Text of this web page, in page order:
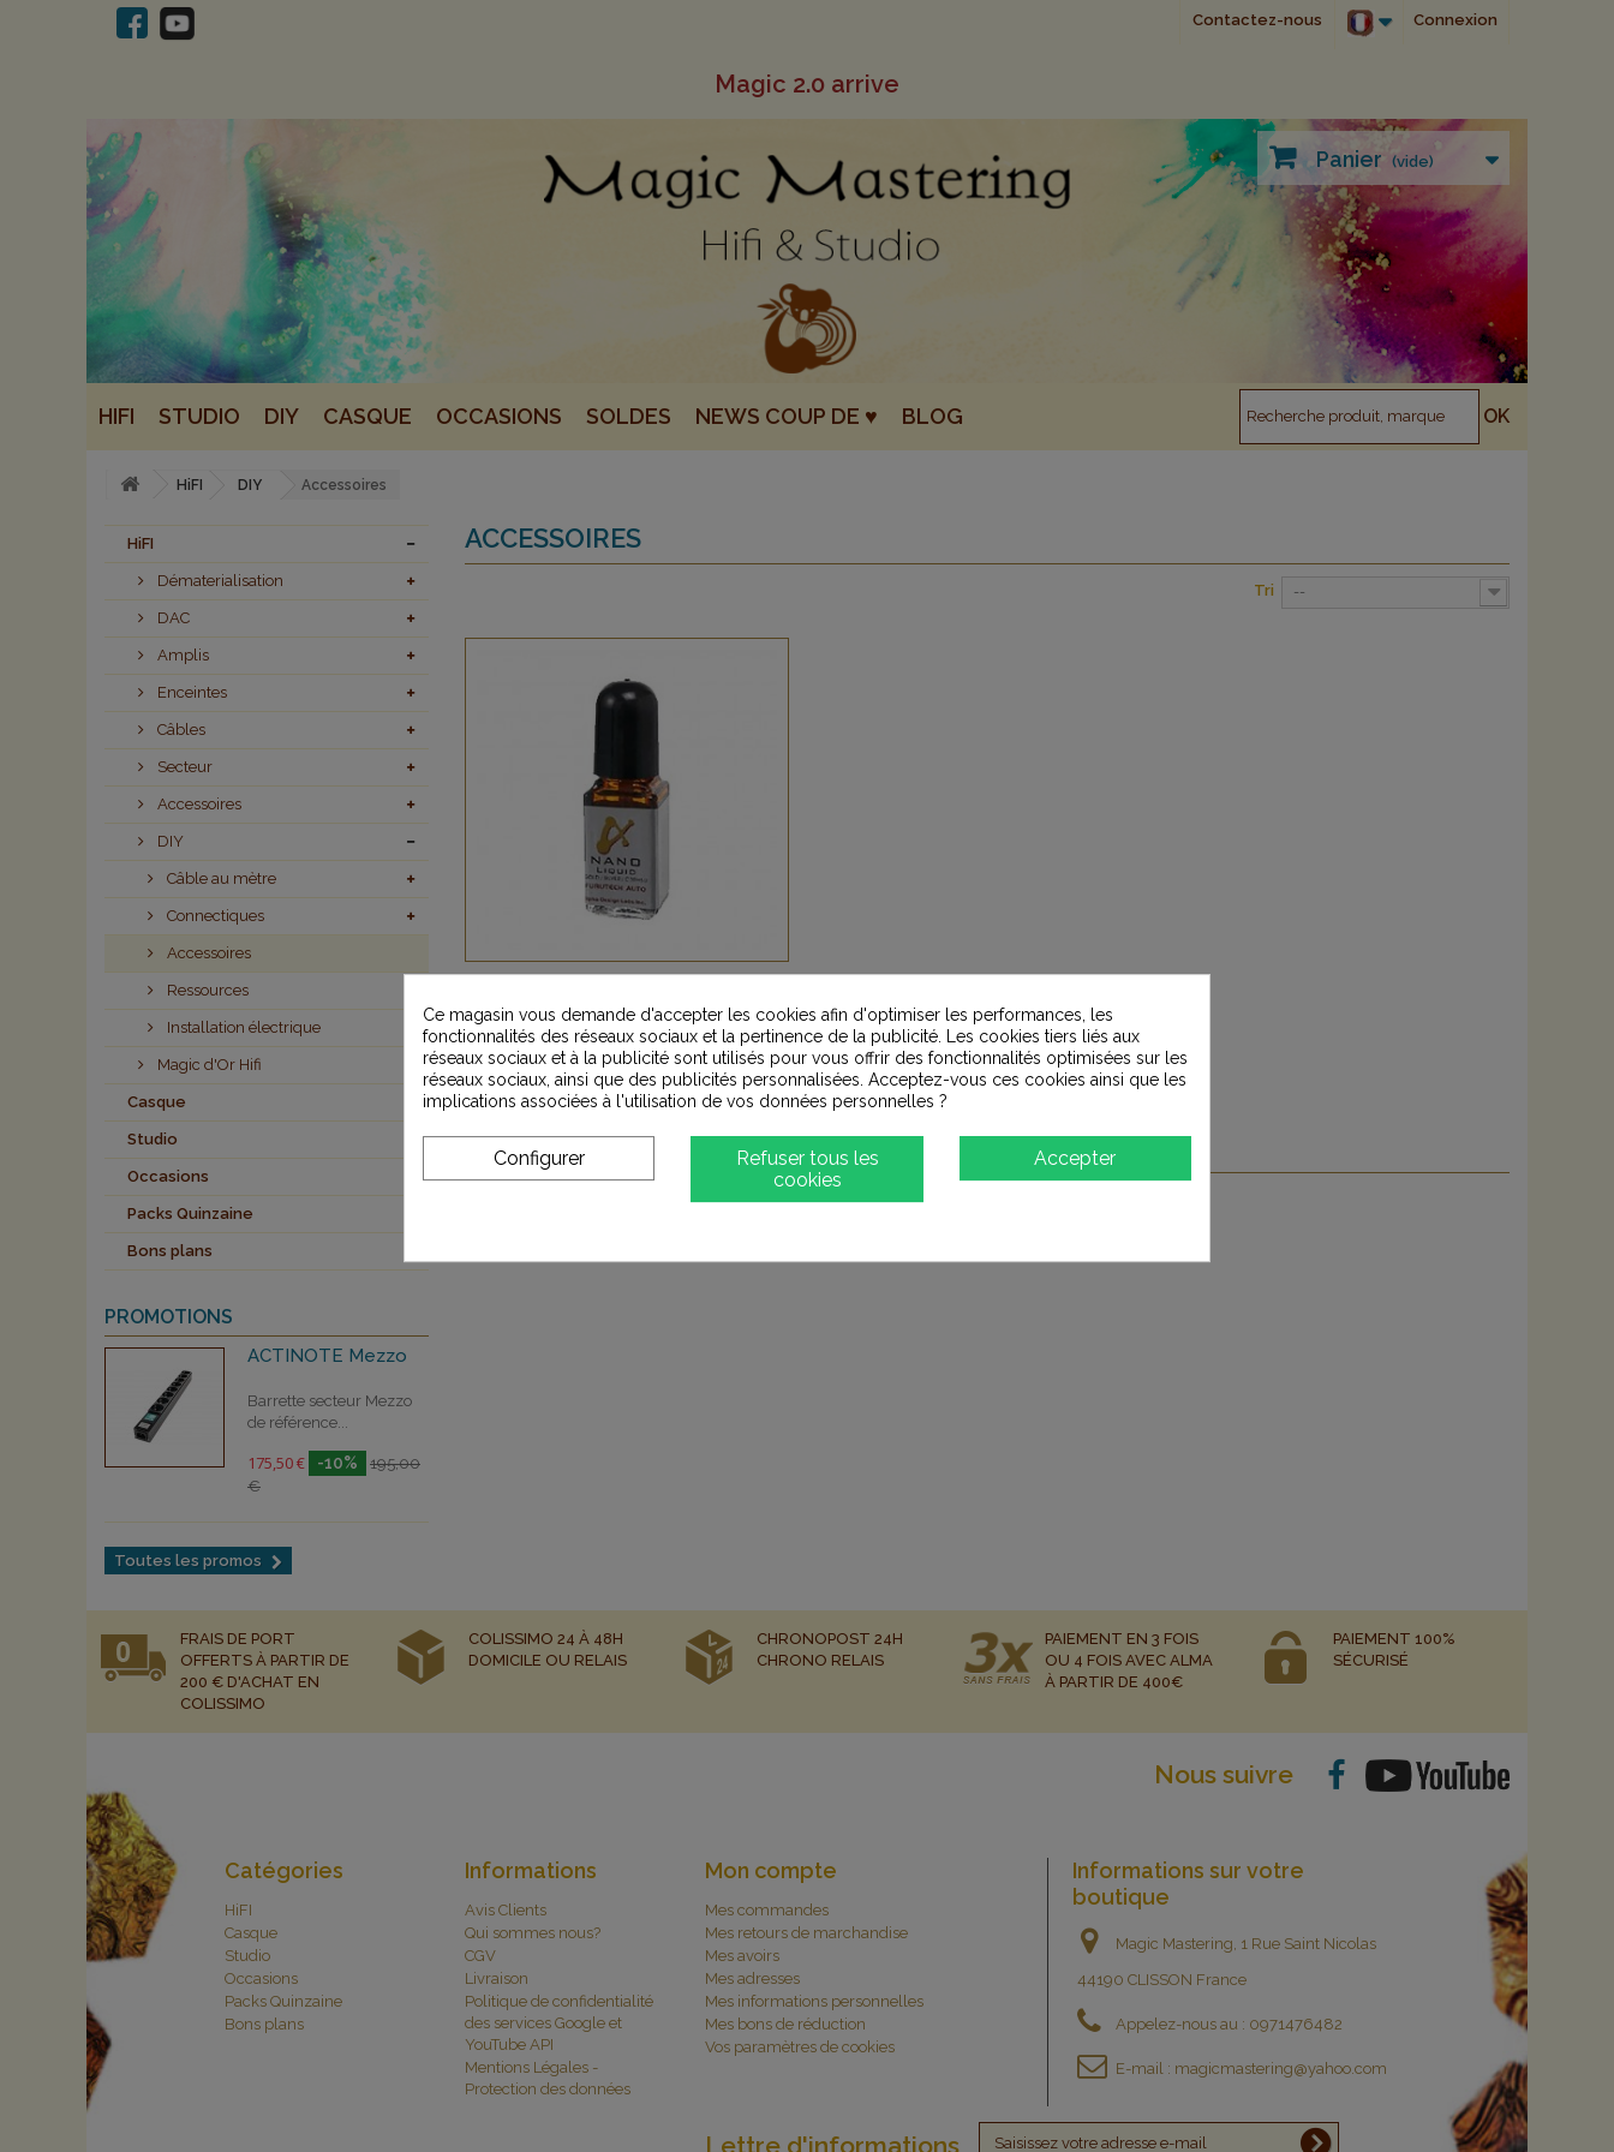
Connexion
Contactez-nous
Magic 2.0 arrive
Panier (vide)
HIFI STUDIO DIY CASQUE OCCASIONS SOLDES NEWS COUP DE ♥ BLOG
HiFI DIY Accessoires
HiFI
Dématerialisation
DAC
Amplis
Enceintes
Câbles
Secteur
Accessoires
DIY
Câble au mètre
Connectiques
Accessoires
Ressources
Installation électrique
Magic d'Or Hifi
Casque
Studio
Occasions
Packs Quinzaine
Bons plans
PROMOTIONS
ACTINOTE Mezzo
Barrette secteur Mezzo
de référence...
175,50 € -10%
195,00
€
Toutes les promos
ACCESSOIRES
Tri --
Argent
185,00 €
FRAIS DE PORT
OFFERTS À PARTIR DE
200 € D'ACHAT EN
COLISSIMO
COLISSIMO 24 À 48H
DOMICILE OU RELAIS
CHRONOPOST 24H
CHRONO RELAIS
PAIEMENT EN 3 FOIS
OU 4 FOIS AVEC ALMA
À PARTIR DE 400€
PAIEMENT 100%
SÉCURISÉ
Nous suivre
Catégories
HiFI
Casque
Studio
Occasions
Packs Quinzaine
Bons plans
Informations
Avis Clients
Qui sommes nous?
CGV
Livraison
Politique de confidentialité
des services Google et
YouTube API
Mentions Légales -
Protection des données
Mon compte
Mes commandes
Mes retours de marchandise
Mes avoirs
Mes adresses
Mes informations personnelles
Mes bons de réduction
Vos paramètres de cookies
Informations sur votre
boutique
Magic Mastering, 1 Rue Saint Nicolas
44190 CLISSON France
Appelez-nous au : 0971476482
E-mail : magicmastering@yahoo.com
Lettre d'informations
Ce magasin vous demande d'accepter les cookies afin d'optimiser les performances, les
fonctionnalités des réseaux sociaux et la pertinence de la publicité. Les cookies tiers liés aux
réseaux sociaux et à la publicité sont utilisés pour vous offrir des fonctionnalités optimisées sur les
réseaux sociaux, ainsi que des publicités personnalisées. Acceptez-vous ces cookies ainsi que les
implications associées à l'utilisation de vos données personnelles ?
Accepter
Refuser tous les
cookies
Configurer